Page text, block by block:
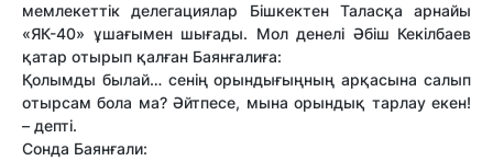
мемлекеттік делегациялар Бішкектен Таласқа арнайы
«ЯК-40» ұшағымен шығады. Мол денелі Әбіш Кекілбаев
қатар отырып қалған Баянғалиға:
Қолымды былай… сенің орындығыңның арқасына салып
отырсам бола ма? Әйтпесе, мына орындық тарлау екен!
– депті.
Сонда Баянғали: